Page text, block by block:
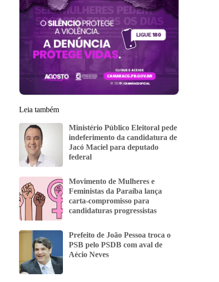
Leia também
Ministério Público Eleitoral pede
indeferimento da candidatura de
Jacó Maciel para deputado
federal
Movimento de Mulheres e
Feministas da Paraíba lança
carta-compromisso para
candidaturas progressistas
Prefeito de João Pessoa troca o
PSB pelo PSDB com aval de
Aécio Neves